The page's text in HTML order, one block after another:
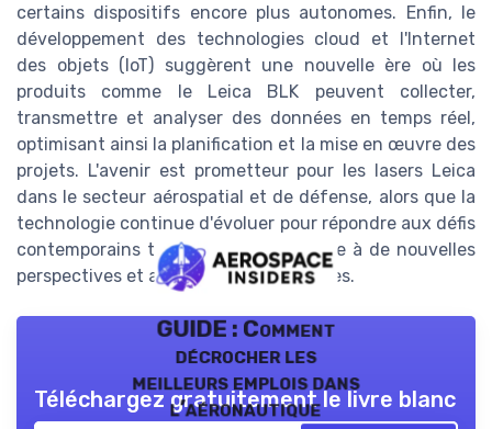
certains dispositifs encore plus autonomes. Enfin, le
développement des technologies cloud et l'Internet
des objets (IoT) suggèrent une nouvelle ère où les
produits comme le Leica BLK peuvent collecter,
transmettre et analyser des données en temps réel,
optimisant ainsi la planification et la mise en œuvre des
projets. L'avenir est prometteur pour les lasers Leica
dans le secteur aérospatial et de défense, alors que la
technologie continue d'évoluer pour répondre aux défis
contemporains tout en ouvrant la voie à de nouvelles
perspectives et applications potentielles.
GUIDE : Comment
décrocher les
meilleurs emplois dans
l’aéronautique
Téléchargez gratuitement le livre blanc